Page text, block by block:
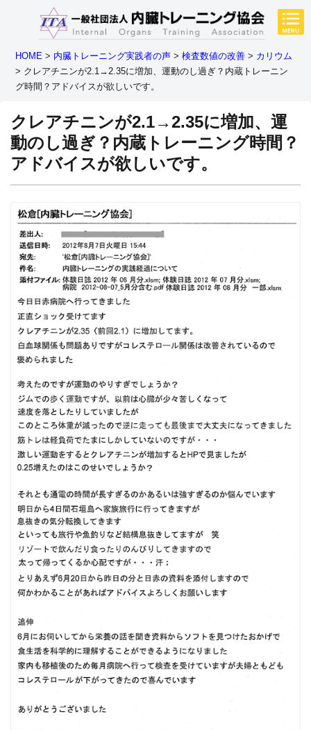
HOME > 内臓トレーニング実践者の声 >検査数値の改善 > カリウム
> クレアチニンが2.1→2.35に増加、運動のし過ぎ？内蔵トレーニン
グ時間？アドバイスが欲しいです。
クレアチニンが2.1→2.35に増加、運
動のし過ぎ？内蔵トレーニング時間？
アドバイスが欲しいです。